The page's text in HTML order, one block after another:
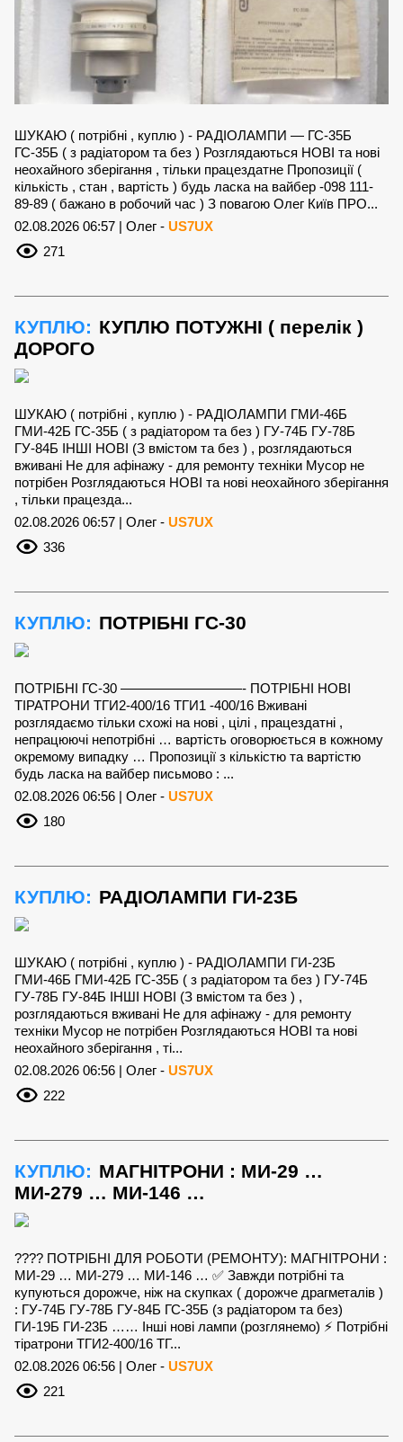
ШУКАЮ ( потрібні , куплю ) - РАДІОЛАМПИ — ГС-35Б
ГС-35Б ( з радіатором та без ) Розглядаються НОВІ та нові
неохайного зберігання , тільки працездатне Пропозиції (
кількість , стан , вартість ) будь ласка на вайбер -098 111-
89-89 ( бажано в робочий час ) З повагою Олег Київ ПРО...
02.08.2026 06:57 | Олег - US7UX
271
КУПЛЮ: КУПЛЮ ПОТУЖНІ ( перелік )
ДОРОГО
ШУКАЮ ( потрібні , куплю ) - РАДІОЛАМПИ ГМИ-46Б
ГМИ-42Б ГС-35Б ( з радіатором та без ) ГУ-74Б ГУ-78Б
ГУ-84Б ІНШІ НОВІ (З вмістом та без ) , розглядаються
вживані Не для афінажу - для ремонту техніки Мусор не
потрібен Розглядаються НОВІ та нові неохайного зберігання
, тільки працезда...
02.08.2026 06:57 | Олег - US7UX
336
КУПЛЮ: ПОТРІБНІ ГС-30
ПОТРІБНІ ГС-30 —————————- ПОТРІБНІ НОВІ
ТІРАТРОНИ ТГИ2-400/16 ТГИ1 -400/16 Вживані
розглядаємо тільки схожі на нові , цілі , працездатні ,
непрацюючі непотрібні … вартість оговорюється в кожному
окремому випадку … Пропозиції з кількістю та вартістю
будь ласка на вайбер письмово : ...
02.08.2026 06:56 | Олег - US7UX
180
КУПЛЮ: РАДІОЛАМПИ ГИ-23Б
ШУКАЮ ( потрібні , куплю ) - РАДІОЛАМПИ ГИ-23Б
ГМИ-46Б ГМИ-42Б ГС-35Б ( з радіатором та без ) ГУ-74Б
ГУ-78Б ГУ-84Б ІНШІ НОВІ (З вмістом та без ) ,
розглядаються вживані Не для афінажу - для ремонту
техніки Мусор не потрібен Розглядаються НОВІ та нові
неохайного зберігання , ті...
02.08.2026 06:56 | Олег - US7UX
222
КУПЛЮ: МАГНІТРОНИ : МИ-29 …
МИ-279 … МИ-146 …
???? ПОТРІБНІ ДЛЯ РОБОТИ (РЕМОНТУ): МАГНІТРОНИ :
МИ-29 … МИ-279 … МИ-146 … ✅ Завжди потрібні та
купуються дорожче, ніж на скупках ( дорожче драгметалів )
: ГУ-74Б ГУ-78Б ГУ-84Б ГС-35Б (з радіатором та без)
ГИ-19Б ГИ-23Б …… Інші нові лампи (розглянемо) ⚡ Потрібні
тіратрони ТГИ2-400/16 ТГ...
02.08.2026 06:56 | Олег - US7UX
221